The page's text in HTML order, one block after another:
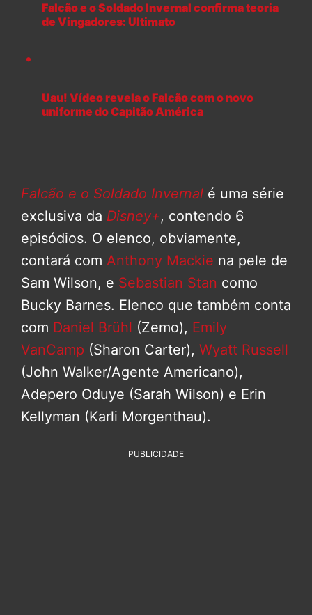
Falcão e o Soldado Invernal confirma teoria
de Vingadores: Ultimato
Uau! Vídeo revela o Falcão com o novo
uniforme do Capitão América
Falcão e o Soldado Invernal é uma série
exclusiva da Disney+, contendo 6
episódios. O elenco, obviamente,
contará com Anthony Mackie na pele de
Sam Wilson, e Sebastian Stan como
Bucky Barnes. Elenco que também conta
com Daniel Brühl (Zemo), Emily
VanCamp (Sharon Carter), Wyatt Russell
(John Walker/Agente Americano),
Adepero Oduye (Sarah Wilson) e Erin
Kellyman (Karli Morgenthau).
PUBLICIDADE